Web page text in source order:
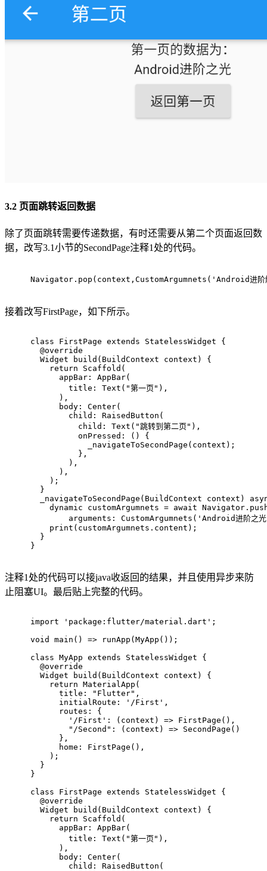
3.2 页面跳转返回数据
除了页面跳转需要传递数据，有时还需要从第二个页面返回数
据，改写3.1小节的SecondPage注释1处的代码。
Navigator.pop(context,CustomArgumnets( 'Android进阶
接着改写FirstPage，如下所示。
class FirstPage extends StatelessWidget
{
@override
Widget
build (BuildContext context)
{
return Scaffold(
      appBar: AppBar(
        title: Text(
"第一页" ),
      ),
      body: Center(
        child: RaisedButton(
          child: Text(
"跳转到第二页" ),
          onPressed: () {
            _navigateToSecondPage(context);
          },
        ),
      ),
    );
  }
_navigateToSecondPage(BuildContext context)
dynamic customArgumnets = await
        arguments: CustomArgumnets(
'Android进阶之
    print(customArgumnets.content);
  }
}
注释1处的代码可以接java收返回的结果，并且使用异步来防
止阻塞UI。最后贴上完整的代码。
import 'package:flutter/material.dart' ;
void
main ()
=> runApp(MyApp());
class MyApp extends StatelessWidget
{
@override
Widget
build (BuildContext context)
{
return MaterialApp(
      title:
"Flutter" ,
      initialRoute:
'/First' ,
      routes: {
'/First' : (context) => FirstPage(),
"/Second" : (context) => SecondPage()
      },
      home: FirstPage(),
    );
  }
}
class
FirstPage extends StatelessWidget
{
@override
Widget
build (BuildContext context)
{
return Scaffold(
      appBar: AppBar(
        title: Text(
"第一页" ),
      ),
      body: Center(
        child: RaisedButton(